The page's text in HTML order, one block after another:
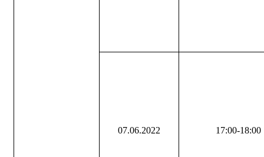
07.06.2022 17:00-18:00